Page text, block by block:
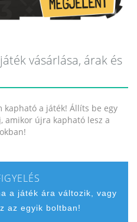
vásárlása, árak és
kapható a játék! Állíts be egy
amikor újra kapható lesz a
a játék ára változik, vagy
az egyik boltban!